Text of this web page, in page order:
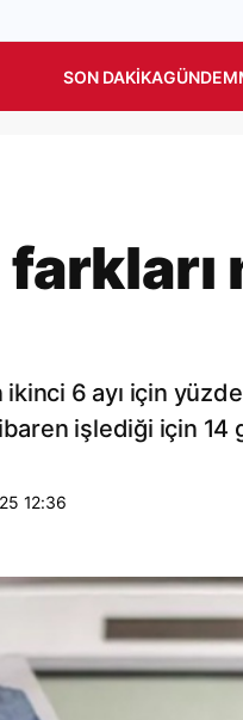
SON DAKIKAGÜNDEM
6 ayı için
işlediği için 14
12:36